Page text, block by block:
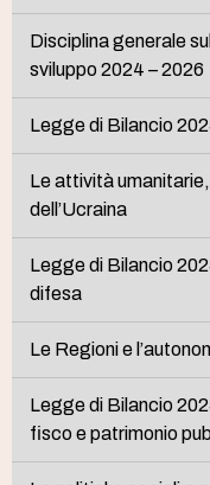
Disciplina generale
sviluppo 2024 – 2026
Legge di Bilancio
Le attività
dell’Ucraina
Legge di Bilancio
difesa
Le Regioni e
Legge di Bilancio
fisco e patrimonio